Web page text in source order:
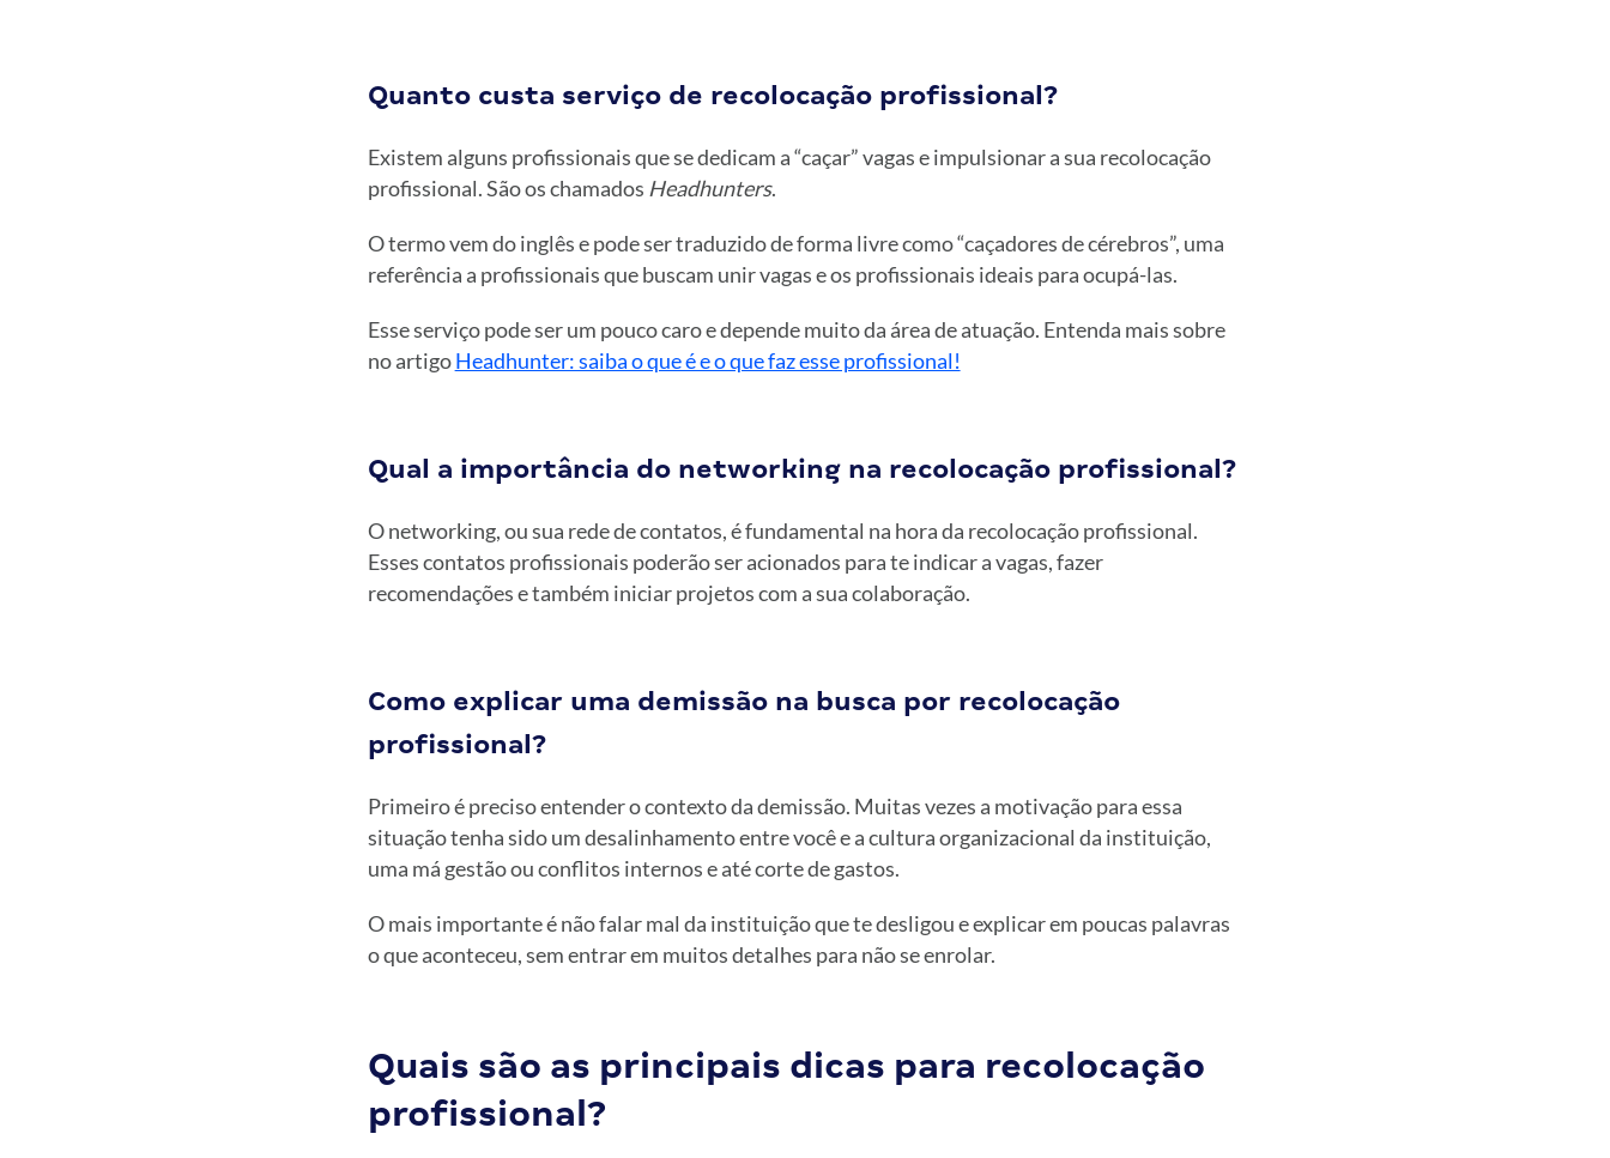
Quanto custa serviço de recolocação profissional?
Existem alguns profissionais que se dedicam a “caçar” vagas e impulsionar a sua recolocação
profissional. São os chamados Headhunters.
O termo vem do inglês e pode ser traduzido de forma livre como “caçadores de cérebros”, uma
referência a profissionais que buscam unir vagas e os profissionais ideais para ocupá-las.
Esse serviço pode ser um pouco caro e depende muito da área de atuação. Entenda mais sobre
no artigoHeadhunter: saiba o que é e o que faz esse profissional!
Qual a importância do networking na recolocação profissional?
O networking, ou sua rede de contatos, é fundamental na hora da recolocação profissional.
Esses contatos profissionais poderão ser acionados para te indicar a vagas, fazer
recomendações e também iniciar projetos com a sua colaboração.
Como explicar uma demissão na busca por recolocação
profissional?
Primeiro é preciso entender o contexto da demissão. Muitas vezes a motivação para essa
situação tenha sido um desalinhamento entre você e a cultura organizacional da instituição,
uma má gestão ou conflitos internos e até corte de gastos.
O mais importante é não falar mal da instituição que te desligou e explicar em poucas palavras
o que aconteceu, sem entrar em muitos detalhes para não se enrolar.
Quais são as principais dicas para recolocação
profissional?